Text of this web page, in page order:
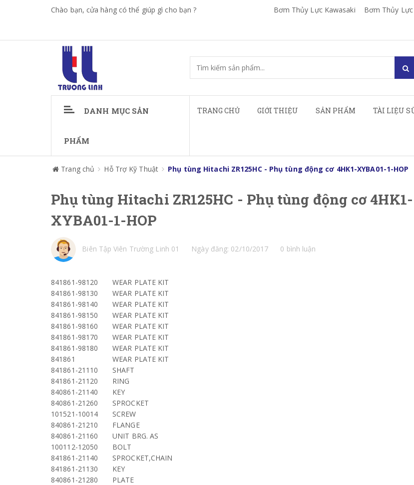
Chào bạn, cửa hàng có thể giúp gì cho bạn ? Bơm Thủy Lực Kawasaki Bơm Thủy
DANH MỤC SẢN
PHẨM
TRANG CHỦ GIỚI THIỆU SẢN PHẨM TÀI LIỆU
Trang chủ Hỗ Trợ Kỹ Thuật Phụ tùng Hitachi ZR125HC - Phụ tùng động cơ 4HK1-XYBA01-1-HOP
Phụ tùng Hitachi ZR125HC - Phụ tùng động cơ 4HK1-
XYBA01-1-HOP
Biên Tập Viên Trường Linh 01 Ngày đăng: 02/10/2017 0 bình luận
841861-98120
WEAR PLATE KIT
841861-98130
WEAR PLATE KIT
841861-98140
WEAR PLATE KIT
841861-98150
WEAR PLATE KIT
841861-98160
WEAR PLATE KIT
841861-98170
WEAR PLATE KIT
841861-98180
WEAR PLATE KIT
841861
WEAR PLATE KIT
841861-21110
SHAFT
841861-21120
RING
840861-21140
KEY
840861-21260
SPROCKET
101521-10014
SCREW
840861-21210
FLANGE
840861-21160
UNIT BRG. AS
100112-12050
BOLT
841861-21140
SPROCKET,CHAIN
841861-21130
KEY
840861-21280
PLATE